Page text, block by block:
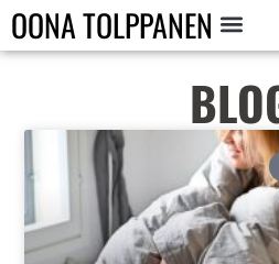
OONA TOLPPANEN